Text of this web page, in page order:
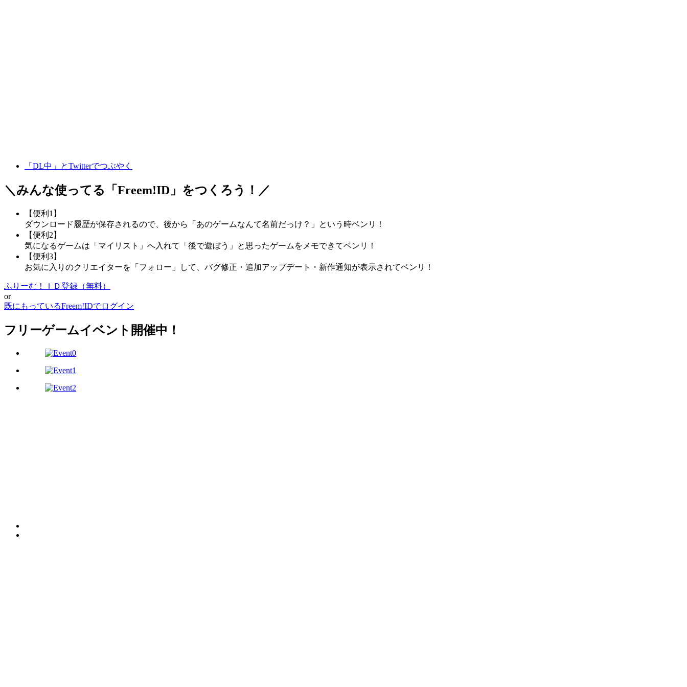
「DL中」とTwitterでつぶやく
＼みんな使ってる「 Freem!ID 」をつくろう！／
【便利1】
ダウンロード履歴が保存されるので、後から「あのゲームなんて名前だっけ？」という時ベンリ！
【便利2】
気になるゲームは「マイリスト」へ入れて「後で遊ぼう」と思ったゲームをメモできてベンリ！
【便利3】
お気に入りのクリエイターを「フォロー」して、バグ修正・追加アップデート・新作通知が表示されてベンリ！
ふりーむ！ＩＤ登録（無料）
or
既にもっているFreem!IDでログイン
フリーゲームイベント開催中！